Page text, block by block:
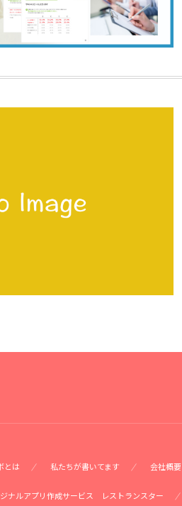
とは 私たちが書いてます 会社概要
ナルアプリ作成サービス レストランスター